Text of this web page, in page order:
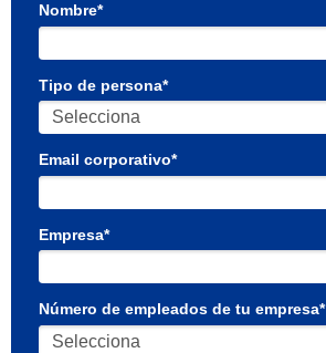
Nombre*
Tipo de persona*
Email corporativo*
Empresa*
Número de empleados de tu empresa*